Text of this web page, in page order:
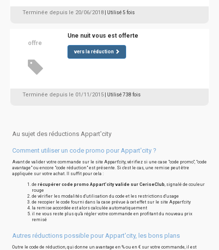
Terminée depuis le 20/06/2018 | Utilisé 5 fois
offre
Une nuit vous est offerte
vers la réduction
Terminée depuis le 01/11/2015 | Utilisé 738 fois
Au sujet des réductions Appart'city
Comment utiliser un code promo pour Appart'city ?
Avant de valider votre commande sur le site Appart'city, vérifiez si une case "code promo", "code
avantage" ou encore "code réduction" est présente. Si c'est le cas, une remise peut être
appliquée sur votre achat. Il suffit pour cela :
de récupérer code promo Appart'city valide sur CeriseClub, signalé de couleur
rouge
de vérifier les modalités d'utilisation du code et les restrictions d'usage
de recopier le code fourni dans la case prévue à cet effet sur le site Appart'city
la remise accordée est alors calculée automatiquement
il ne vous reste plus qu'à régler votre commande en profitant du nouveau prix
remisé
Autres réductions possible pour Appart'city, les bons plans
Outre le code de réduction, qui donne un avantage en % ou en € sur votre commande, il est